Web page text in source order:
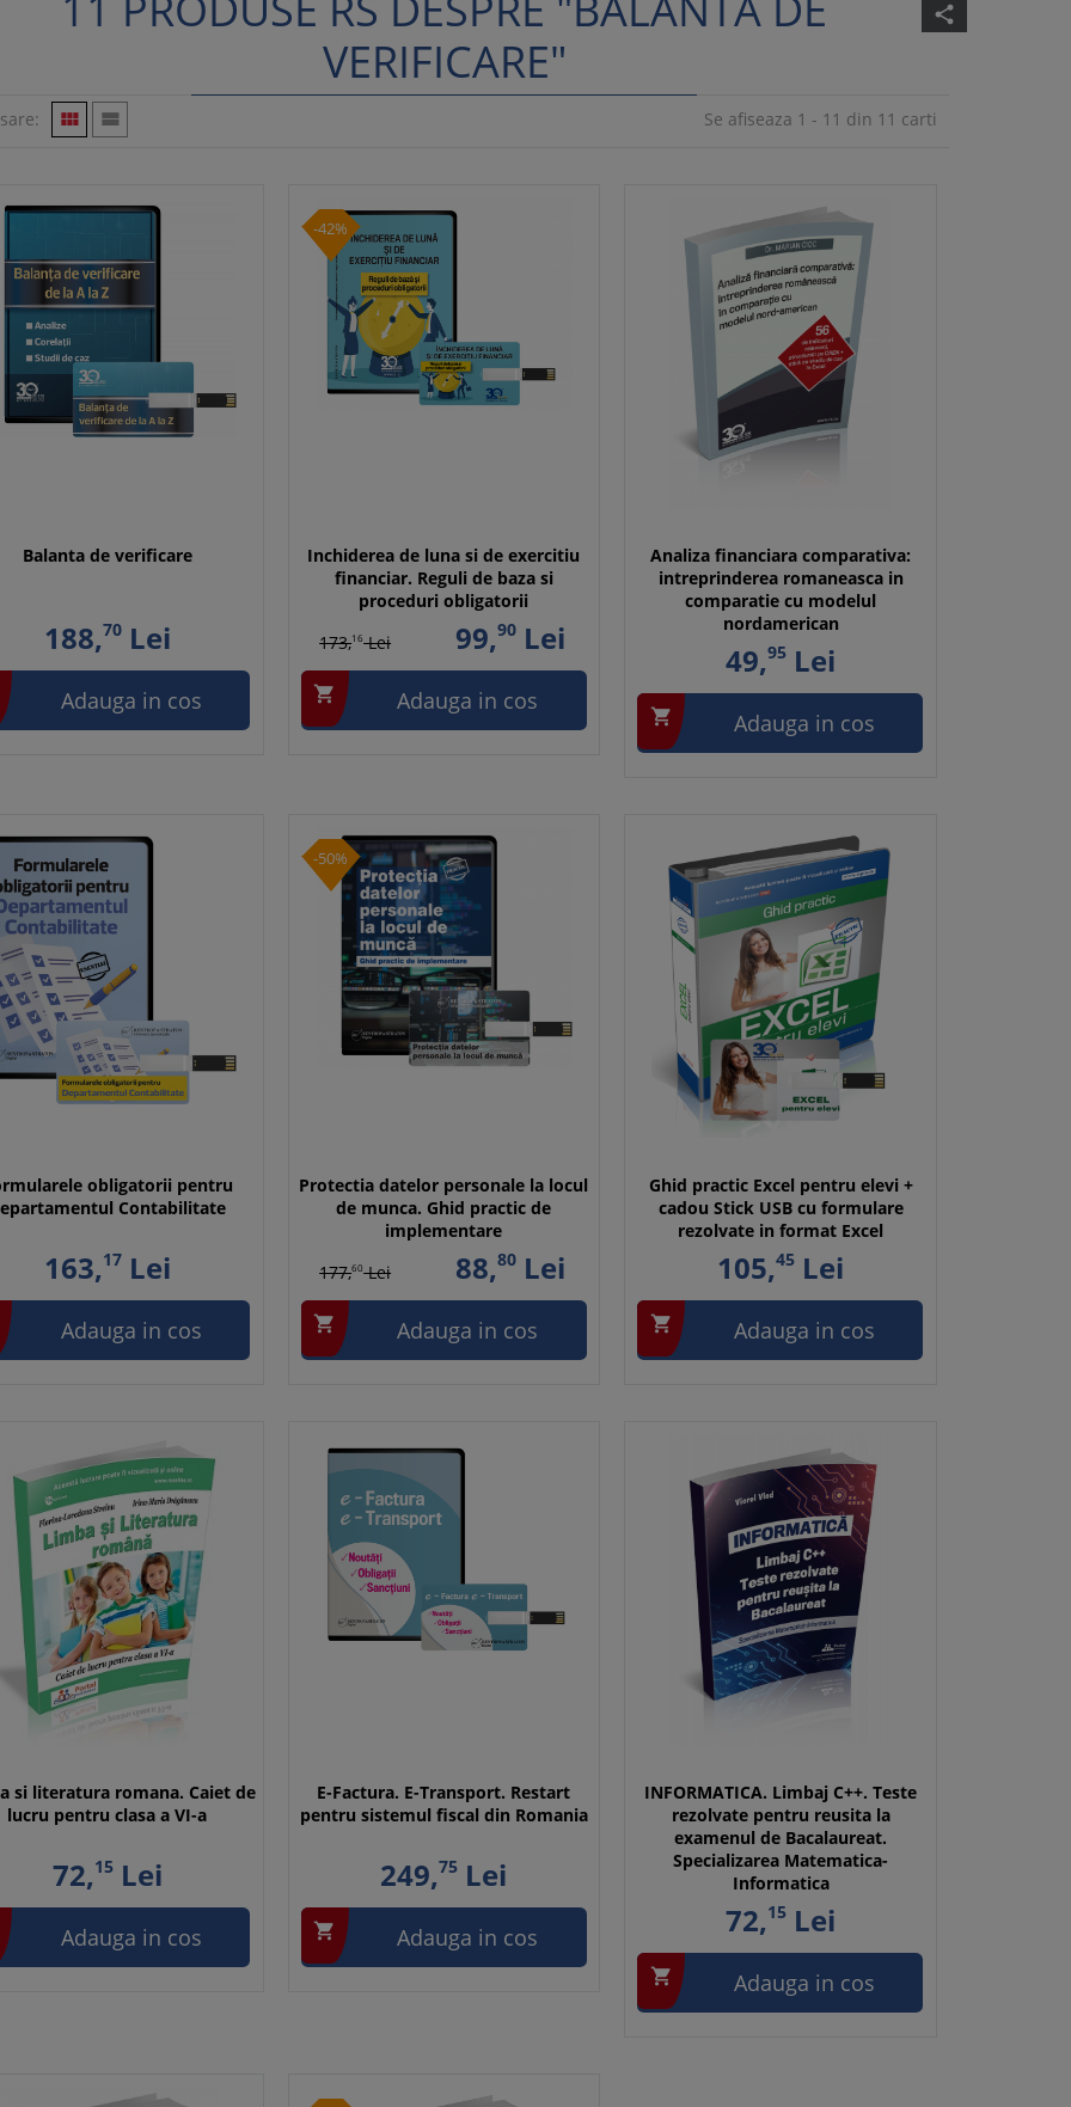
share
VERIFICARE"
  Se afiseaza 1 - 11 din 11 carti
Balanta de verificare
188,70Lei
Adauga in cos
-42%
Inchiderea de luna si de exercitiu
financiar. Reguli de baza si
proceduri obligatorii
173,16Lei 99,90Lei
 Adauga in cos
Analiza financiara comparativa:
intreprinderea romaneasca in
comparatie cu modelul
nordamerican
49,95Lei
 Adauga in cos
obligatorii pentru
Contabilitate
163,17Lei
Adauga in cos
-50%
Protectia datelor personale la locul
de munca. Ghid practic de
implementare
177,60Lei 88,80Lei
 Adauga in cos
Ghid practic Excel pentru elevi +
cadou Stick USB cu formulare
rezolvate in format Excel
105,45Lei
 Adauga in cos
si literatura romana. Caiet de
lucru pentru clasa a VI-a
72,15Lei
Adauga in cos
E-Factura. E-Transport. Restart
pentru sistemul fiscal din Romania
249,75 Lei
 Adauga in cos
INFORMATICA. Limbaj C++. Teste
rezolvate pentru reusita la
examenul de Bacalaureat.
Specializarea Matematica-
Informatica
72,15Lei
 Adauga in cos